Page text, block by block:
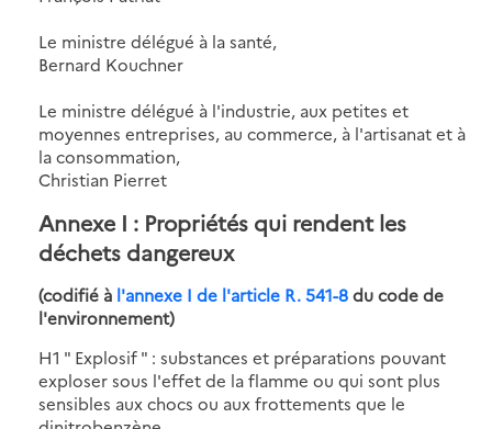
Le ministre délégué à la santé,
Bernard Kouchner
Le ministre délégué à l'industrie, aux petites et
moyennes entreprises, au commerce, à l'artisanat et à
la consommation,
Christian Pierret
Annexe I : Propriétés qui rendent les
déchets dangereux
(codifié à l'annexe I de l'article R. 541-8du code de
l'environnement)
H1 " Explosif " : substances et préparations pouvant
exploser sous l'effet de la flamme ou qui sont plus
sensibles aux chocs ou aux frottements que le